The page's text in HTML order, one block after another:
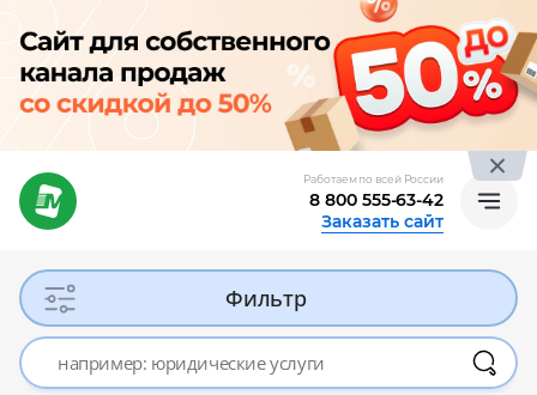
Работаем по всей России
8 800 555-63-42
Заказать сайт
Фильтр